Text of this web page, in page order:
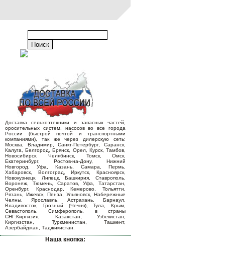
Доставка сельхозтехники и запасных частей,
оросительных систем, насосов во все города
России (быстрой почтой и транспортными
компаниями), так же через дилерскую сеть:
Москва, Владимир, Санкт-Петербург, Саранск,
Калуга, Белгород, Брянск, Орел, Курск, Тамбов,
Новосибирск, Челябинск, Томск, Омск,
Екатеринбург, Ростов-на-Дону, Нижний
Новгород, Уфа, Казань, Самара, Пермь,
Хабаровск, Волгоград, Иркутск, Красноярск,
Новокузнецк, Липецк, Башкирия, Ставрополь,
Воронеж, Тюмень, Саратов, Уфа, Татарстан,
Оренбург, Краснодар, Кемерово, Тольятти,
Рязань, Ижевск, Пенза, Ульяновск, Набережные
Челны, Ярославль, Астрахань, Барнаул,
Владивосток, Грозный (Чечня), Тула, Крым,
Севастополь, Симферополь, в страны
СНГ:Киргизия, Казахстан, Узбекистан,
Киргизстан, Туркменистан, Ташкент,
Азербайджан, Таджикистан.
Наша кнопка: